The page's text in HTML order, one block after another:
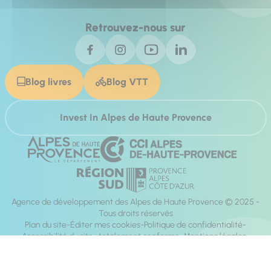
Retrouvez-nous sur
Blog livres Blog VTT
Invest In Alpes de Haute Provence
Agence de développement des Alpes de Haute Provence © 2025 -
Tous droits réservés
Plan du site Éditer mes cookies Politique de confidentialité
Accessibilité du site : totalement conforme Mentions légales